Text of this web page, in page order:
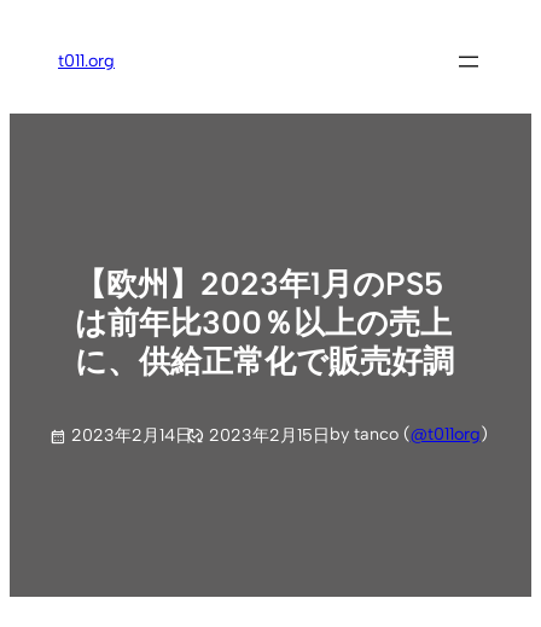
ス
t011.org
【欧州】2023年1月のPS5
は前年比300％以上の売上
に、供給正常化で販売好調
2023年2月14日 2023年2月15日by tanco (@t011org)